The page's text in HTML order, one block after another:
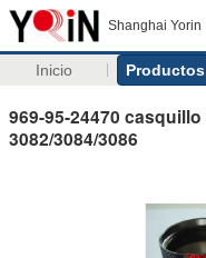
Shanghai Yorin
Inicio Productos
969-95-24470
3082/3084/3086